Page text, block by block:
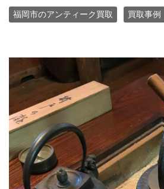
福岡市のアンティーク買取 買取事例